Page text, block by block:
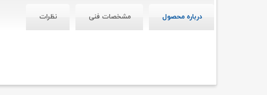
درباره محصول مشخصات فنی نظرات